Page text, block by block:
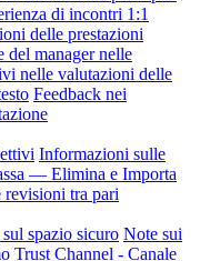
di incontri 1:1
delle prestazioni
del manager nelle
nelle valutazioni delle
Feedback nei
Informazioni sulle
— Elimina e Importa
revisioni tra pari
spazio sicuro Note sui
Trust Channel - Canale